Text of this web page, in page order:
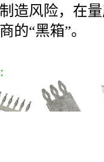
造风险，在
的“黑箱”。